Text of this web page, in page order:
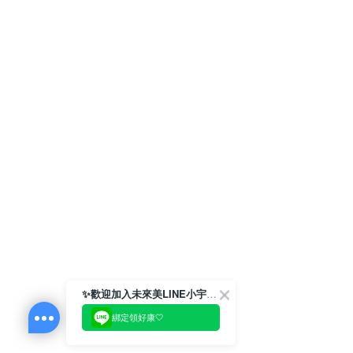
✨歡迎加入未來美LINE小宇宙💫
綁定領好康🤍